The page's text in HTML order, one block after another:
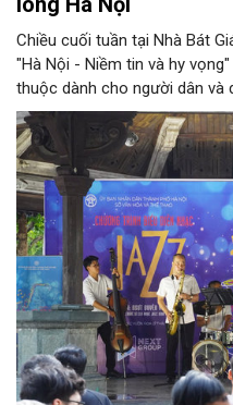
Chiều cuối tuần tại Nhà Bát
"Hà Nội - Niềm tin và hy
thuộc dành cho người dân và
điệu jazz kinh điển của thế
diễn của NSƯT Quyền Văn
Club, mở ra một không gian
trung tâm Thủ đô.